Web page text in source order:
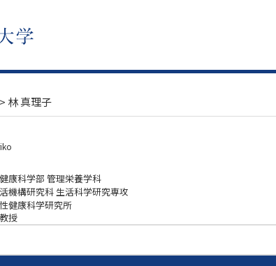
> 林 真理子
康科学部 管理栄養学科
機構研究科 生活科学研究専攻
健康科学研究所
授